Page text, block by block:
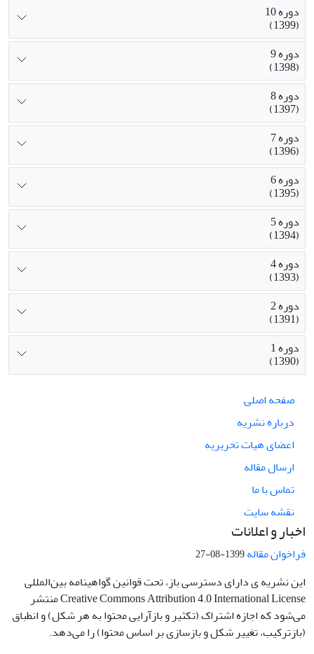
دوره 10
(1399)
دوره 9
(1398)
دوره 8
(1397)
دوره 7
(1396)
دوره 6
(1395)
دوره 5
(1394)
دوره 4
(1393)
دوره 2
(1391)
دوره 1
(1390)
صفحه اصلی
درباره نشریه
اعضای هیات تحریریه
ارسال مقاله
تماس با ما
نقشه سایت
اخبار و اعلانات
فراخوان مقاله1399-08-27
این نشریه ی دارای دسترسی باز، تحت قوانین گواهینامه بین‌المللی
Creative Commons Attribution 4.0 International License منتشر
می‌شود که اجازه اشتراک (تکثیر و بازآرایی محتوا به هر شکل) و انطباق
(بازترکیب، تغییر شکل و بازسازی بر اساس محتوا) را می‌دهد.